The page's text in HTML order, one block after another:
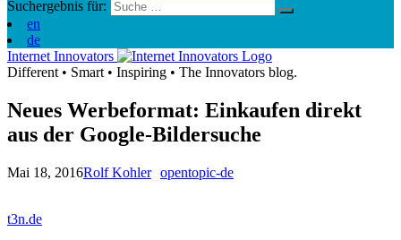
Suchergebnis für:
en
de
Internet Innovators
Different • Smart • Inspiring • The Innovators blog.
Neues Werbeformat: Einkaufen direkt
aus der Google-Bildersuche
Mai 18, 2016Rolf Kohler opentopic-de
t3n.de